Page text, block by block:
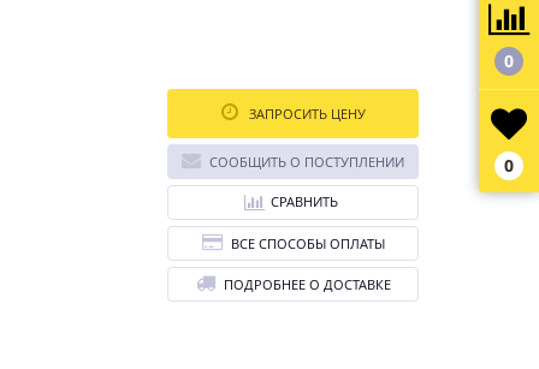
ЗАПРОСИТЬ ЦЕНУ
СООБЩИТЬ О ПОСТУПЛЕНИИ
СРАВНИТЬ
ВСЕ СПОСОБЫ ОПЛАТЫ
ПОДРОБНЕЕ О ДОСТАВКЕ
0
0